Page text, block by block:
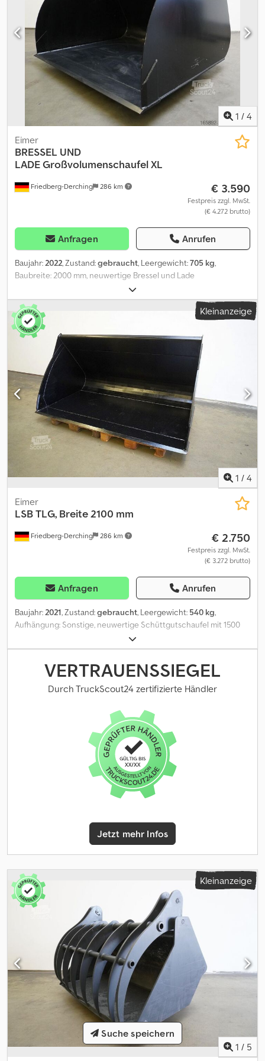
1 / 4
Friedberg-Derching 286 km
Eimer
BRESSEL UND
LADEGroßvolumenschaufel XL
€ 3.590
Festpreis zzgl. MwSt.
(€ 4.272 brutto)
Anfragen Anrufen
Baujahr:2022, Zustand:gebraucht, Leergewicht:705 kg,
Baubreite: 2000 mm, neuwertige Bressel und Lade
Großvolumenschaufel XL, Breite 2000 mm, Inhalt 2080 l, für JCB
531-70, Gabelträgerbreite: 2000 mm. Csdpfx Aexg S D Eecgjrf
Kleinanzeige
1 / 4
Friedberg-Derching 286 km
Eimer
LSBTLG, Breite 2100 mm
€ 2.750
Festpreis zzgl. MwSt.
(€ 3.272 brutto)
Anfragen Anrufen
Baujahr:2021, Zustand:gebraucht, Leergewicht: 540 kg,
Aufhängung: Sonstige, neuwertige Schüttgutschaufel mit 1500
Liter Inhalt, Aufnahme JCB / E, Baubreite LSB, Schaufel, 2100 mm -
1500 ltr.- Schneide 200x20 mm aus Hartstahl 400 HB- Seitenteile
nach außen geschwungen- EURO-Aufnahme- DEMOGERÄT -
Cedpfx Acexg S T Hjgorf
VERTRAUENSSIEGEL
Durch TruckScout24 zertifizierte Händler
Jetzt mehr Infos
Kleinanzeige
1 / 5
Suche speichern